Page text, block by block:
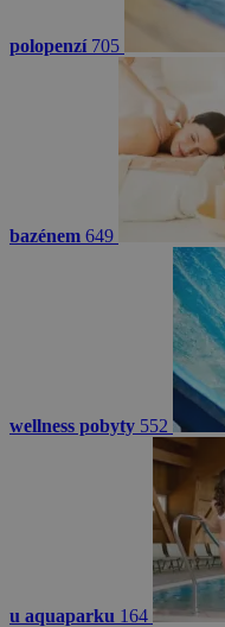
polopenzí 705
bazénem 649
wellness pobyty 552
u aquaparku 164